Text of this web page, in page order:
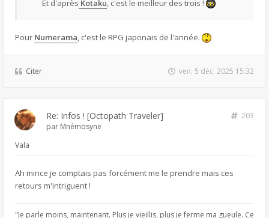
Et d'après Kotaku, c'est le meilleur des trois !
Pour Numerama, c'est le RPG japonais de l'année.
Citer ven. 5 déc. 2025 15:32
Re: Infos ! [Octopath Traveler]
203
par Mnémosyne
Vala
Ah mince je comptais pas forcément me le prendre mais ces
retours m'intriguent !
"Je parle moins, maintenant. Plus je vieillis, plus je ferme ma gueule. Ce